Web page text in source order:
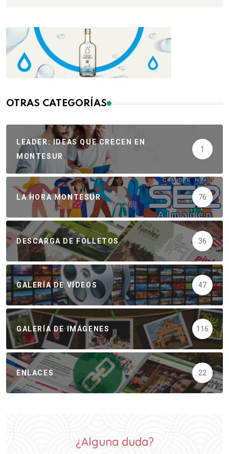
OTRAS CATEGORÍAS
LEADER: IDEAS QUE CRECEN EN
MONTESUR
1
LA HORA MONTESUR 76
DESCARGA DE FOLLETOS 36
GALERÍA DE VÍDEOS 47
GALERÍA DE IMÁGENES 116
ENLACES 22
¿Alguna duda?